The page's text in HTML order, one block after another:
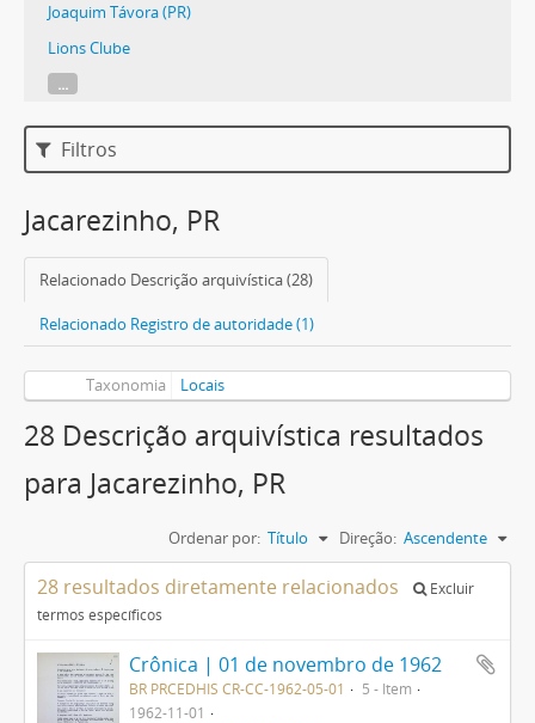
Joaquim Távora (PR)
Lions Clube
...
Filtros
Jacarezinho, PR
Relacionado Descrição arquivística (28)
Relacionado Registro de autoridade (1)
Taxonomia Locais
28 Descrição arquivística resultados
para Jacarezinho, PR
Ordenar por: Título Direção: Ascendente
28 resultados diretamente relacionados
Excluir
termos específicos
Crônica | 01 de novembro de 1962
BR PRCEDHIS CR-CC-1962-05-01
5 - Item
1962-11-01